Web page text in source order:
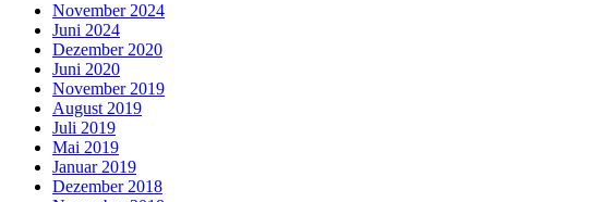
November 2024
Juni 2024
Dezember 2020
Juni 2020
November 2019
August 2019
Juli 2019
Mai 2019
Januar 2019
Dezember 2018